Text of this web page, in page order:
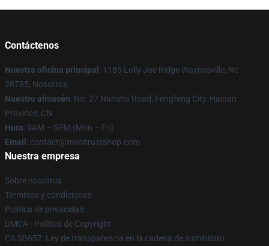
Contáctenos
Nuestra oficina principal : 1185 Lolly Joe Ridge Waynesville, Nc
28785, Nosotros
Nuestro almacén: No. 27 Nansha Road, Fengfeng City, Hainan
Province, CN
Hora: 9AM – 5PM (Mon – Fri)
Email : contact@menitrustshop.com
Nuestra empresa
Sobre nosotros
Términos y condiciones
Política de privacidad
DMCA - Política de Copyright
CA SB657: Ley de transparencia en la cadena de suministro